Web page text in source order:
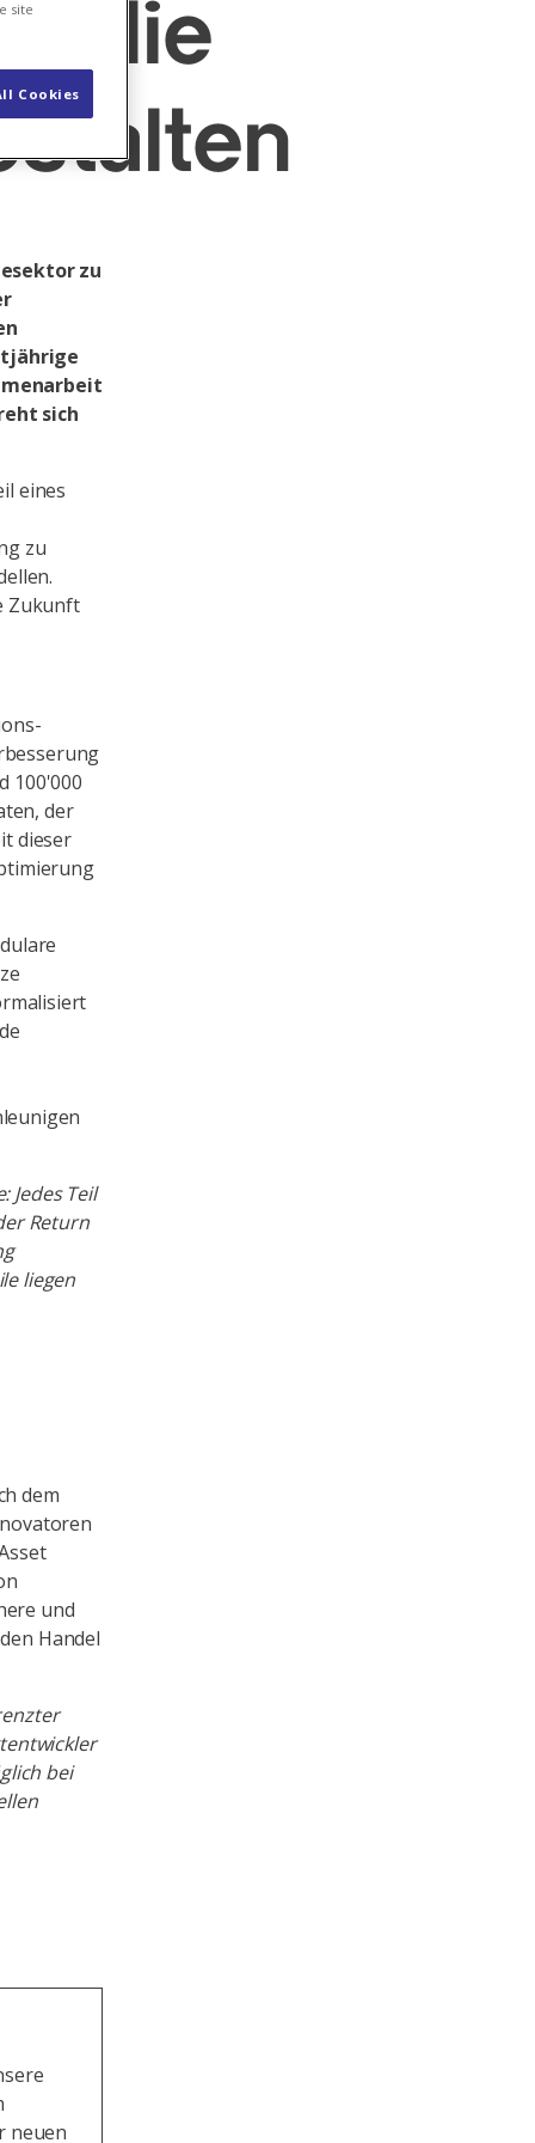
die
zu
sich
eines
zu
Zukunft
100'000
der
dieser
Jedes Teil
Return
liegen
dem
und
Handel
bei
neuen
site
Cookies